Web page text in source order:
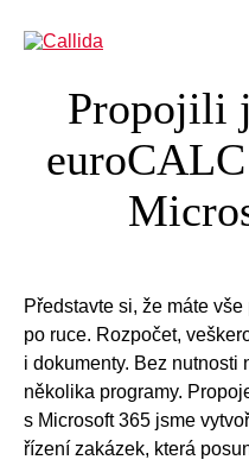
Propojili
Představte si, že máte
po ruce. Rozpočet,
i dokumenty. Bez nutnosti
několika programy.
s Microsoft 365 jsme
řízení zakázek, která